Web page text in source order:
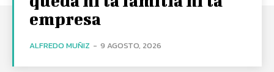
empresa
ALFREDO MUÑIZ - 9 AGOSTO, 2026